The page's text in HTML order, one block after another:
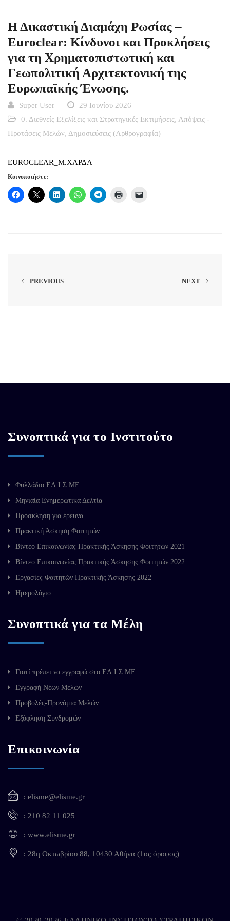
Η Δικαστική Διαμάχη Ρωσίας –
Euroclear: Κίνδυνοι και Προκλήσεις
για τη Χρηματοπιστωτική και
Γεωπολιτική Αρχιτεκτονική της
Ευρωπαϊκής Ένωσης.
Super User
29 Ιουνίου 2026
0. Διεθνείς Εξελίξεις και Στρατηγικές Εκτιμήσεις, Απόψεις -
Προτάσεις Μελών, Δημοσιεύσεις (Αρθρογραφία)
EUROCLEAR_M.ΧΑΡΔΑ
Κοινοποιήστε:
PREVIOUS NEXT
Συνοπτικά για το Ινστιτούτο
Φυλλάδιο ΕΛ.Ι.Σ.ΜΕ.
Μηνιαία Ενημερωτικά Δελτία
Πρόσκληση για έρευνα
Πρακτική Άσκηση Φοιτητών
Βίντεο Επικοινωνίας Πρακτικής Άσκησης Φοιτητών 2021
Βίντεο Επικοινωνίας Πρακτικής Άσκησης Φοιτητών 2022
Εργασίες Φοιτητών Πρακτικής Άσκησης 2022
Ημερολόγιο
Συνοπτικά για τα Μέλη
Γιατί πρέπει να εγγραφώ στο ΕΛ.Ι.Σ.ΜΕ.
Εγγραφή Νέων Μελών
Προβολές-Προνόμια Μελών
Εξόφληση Συνδρομών
Επικοινωνία
elisme@elisme.gr
210 82 11 025
www.elisme.gr
28η Οκτωβρίου 88, 10430 Αθήνα (1ος όροφος)